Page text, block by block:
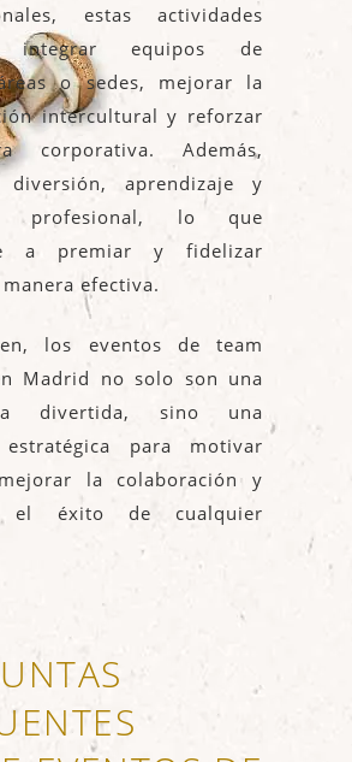
estas actividades
integrar equipos de
o sedes, mejorar la
intercultural y reforzar
corporativa. Además,
diversión, aprendizaje y
profesional, lo que
a premiar y fidelizar
efectiva.
los eventos de team
Madrid no solo son una
divertida, sino una
para motivar
la colaboración y
el éxito de cualquier